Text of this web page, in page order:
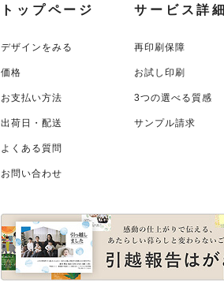
トップページ
デザインをみる
価格
お支払い方法
出荷日・配送
よくある質問
お問い合わせ
サービス詳細
再印刷保障
お試し印刷
3つの選べる質感
サンプル請求